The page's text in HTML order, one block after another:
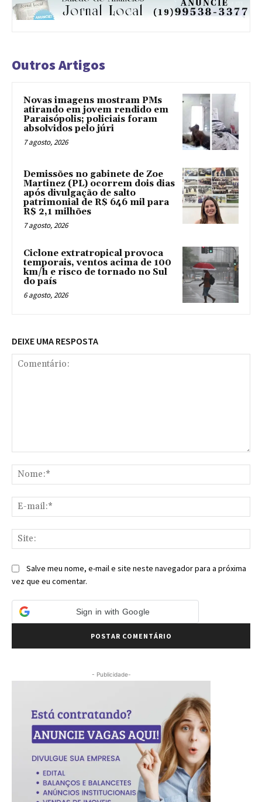
Outros Artigos
Novas imagens mostram PMs
atirando em jovem rendido em
Paraisópolis; policiais foram
absolvidos pelo júri
7 agosto, 2026
Demissões no gabinete de Zoe
Martinez (PL) ocorrem dois dias
após divulgação de salto
patrimonial de R$ 646 mil para
R$ 2,1 milhões
7 agosto, 2026
Ciclone extratropical provoca
temporais, ventos acima de 100
km/h e risco de tornado no Sul
do país
6 agosto, 2026
DEIXE UMA RESPOSTA
Salve meu nome, e-mail e site neste navegador para a próxima
vez que eu comentar.
Sign in with Google
- Publicidade-